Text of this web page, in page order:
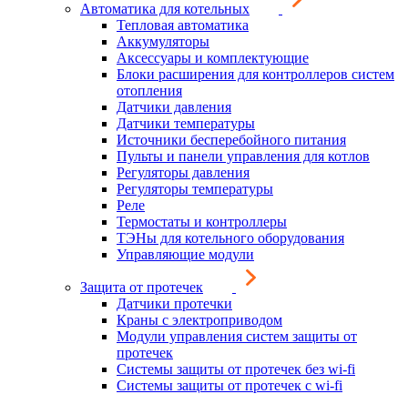
Автоматика для котельных
Тепловая автоматика
Аккумуляторы
Аксессуары и комплектующие
Блоки расширения для контроллеров систем
отопления
Датчики давления
Датчики температуры
Источники бесперебойного питания
Пульты и панели управления для котлов
Регуляторы давления
Регуляторы температуры
Реле
Термостаты и контроллеры
ТЭНы для котельного оборудования
Управляющие модули
Защита от протечек
Датчики протечки
Краны с электроприводом
Модули управления систем защиты от
протечек
Системы защиты от протечек без wi-fi
Системы защиты от протечек с wi-fi